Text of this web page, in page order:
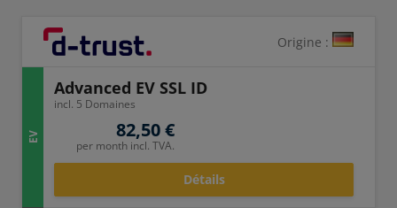
Origine :
EV
Advanced EV SSL ID
incl. 5 Domaines
82,50 €
per month incl. TVA.
Détails